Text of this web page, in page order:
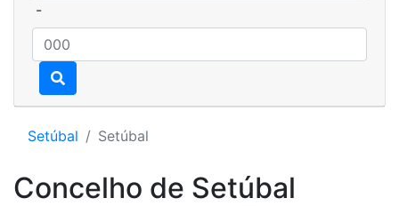
-
Setúbal Setúbal
Concelho de Setúbal